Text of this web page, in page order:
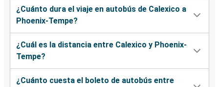
¿Cuánto dura el viaje en autobús de Calexico a
Phoenix-Tempe?
¿Cuál es la distancia entre Calexico y Phoenix-
Tempe?
¿Cuánto cuesta el boleto de autobús entre